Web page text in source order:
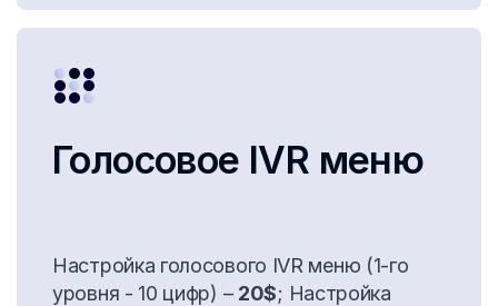
Голосовое IVR меню
Настройка голосового IVR меню (1-го
уровня - 10 цифр) – 20$; Настройка